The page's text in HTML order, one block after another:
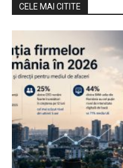
CELE MAI CITITE